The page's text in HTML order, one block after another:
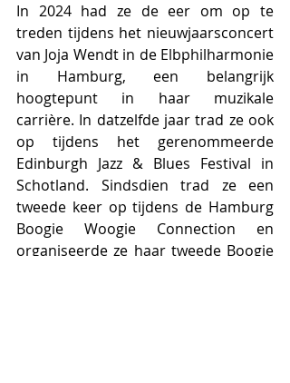
In 2024 had ze de eer om op te
treden tijdens het nieuwjaarsconcert
van Joja Wendt in de Elbphilharmonie
in Hamburg, een belangrijk
hoogtepunt in haar muzikale
carrière. In datzelfde jaar trad ze ook
op tijdens het gerenommeerde
Edinburgh Jazz & Blues Festival in
Schotland. Sindsdien trad ze een
tweede keer op tijdens de Hamburg
Boogie Woogie Connection en
organiseerde ze haar tweede Boogie